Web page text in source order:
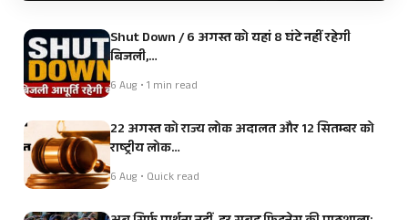
Shut Down / 6 अगस्त को यहां 8 घंटे नहीं रहेगी
बिजली,…
6 Aug • 1 min read
22 अगस्त को राज्य लोक अदालत और 12 सितम्बर को
राष्ट्रीय लोक…
6 Aug • Quick read